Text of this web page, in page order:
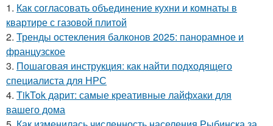
1. Как согласовать объединение кухни и комнаты в
квартире с газовой плитой
2. Тренды остекления балконов 2025: панорамное и
французское
3. Пошаговая инструкция: как найти подходящего
специалиста для НРС
4. TikTok дарит: самые креативные лайфхаки для
вашего дома